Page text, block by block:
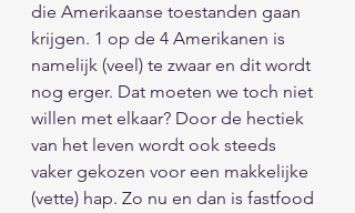
die Amerikaanse toestanden gaan
krijgen. 1 op de 4 Amerikanen is
namelijk (veel) te zwaar en dit wordt
nog erger. Dat moeten we toch niet
willen met elkaar? Door de hectiek
van het leven wordt ook steeds
vaker gekozen voor een makkelijke
(vette) hap. Zo nu en dan is fastfood